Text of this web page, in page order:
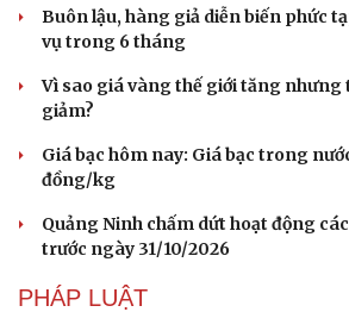
Buôn lậu, hàng giả diễn biến phức
vụ trong 6 tháng
Vì sao giá vàng thế giới tăng nhưng
giảm?
Giá bạc hôm nay: Giá bạc trong
đồng/kg
Quảng Ninh chấm dứt hoạt động
trước ngày 31/10/2026
PHÁP LUẬT